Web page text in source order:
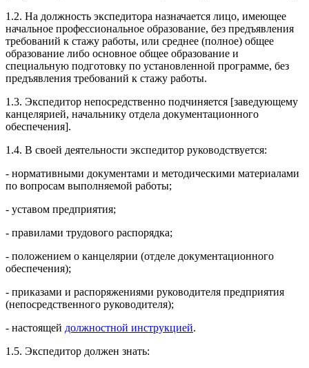
1.2. На должность экспедитора назначается лицо, имеющее
начальное профессиональное образование, без предъявления
требований к стажу работы, или среднее (полное) общее
образование либо основное общее образование и
специальную подготовку по установленной программе, без
предъявления требований к стажу работы.
1.3. Экспедитор непосредственно подчиняется [заведующему
канцелярией, начальнику отдела документационного
обеспечения].
1.4. В своей деятельности экспедитор руководствуется:
- нормативными документами и методическими материалами
по вопросам выполняемой работы;
- уставом предприятия;
- правилами трудового распорядка;
- положением о канцелярии (отделе документационного
обеспечения);
- приказами и распоряжениями руководителя предприятия
(непосредственного руководителя);
- настоящей должностной инструкцией.
1.5. Экспедитор должен знать: